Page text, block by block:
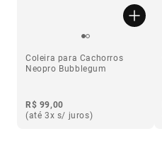
Coleira para Cachorros
Neopro Bubblegum
R$ 99,00
(até 3x s/ juros)